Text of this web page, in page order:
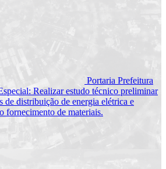
Portaria Prefeitura
Realizar estudo técnico preliminar
de distribuição de energia elétrica e
fornecimento de materiais.